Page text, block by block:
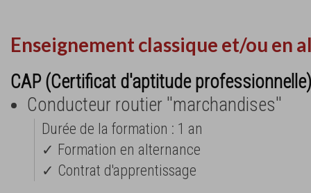
Enseignement classique et/ou en
CAP (Certificat d'aptitude professionnelle)
Conducteur routier ''marchandises''
Durée de la formation : 1 an
✓ Formation en alternance
✓ Contrat d'apprentissage